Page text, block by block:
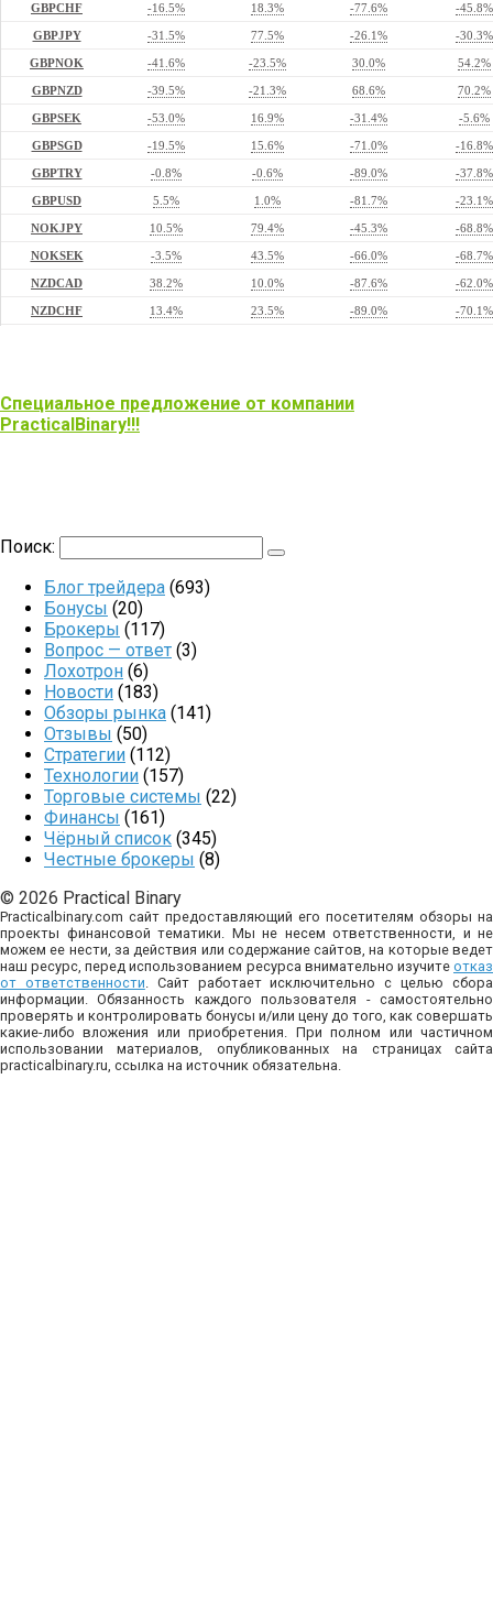
Специальное предложение от компании
PracticalBinary!!!
Поиск:
Блог трейдера (693)
Бонусы (20)
Брокеры (117)
Вопрос — ответ (3)
Лохотрон (6)
Новости (183)
Обзоры рынка (141)
Отзывы (50)
Стратегии (112)
Технологии (157)
Торговые системы (22)
Финансы (161)
Чёрный список (345)
Честные брокеры (8)
© 2026 Practical Binary
Practicalbinary.com сайт предоставляющий его посетителям обзоры на
проекты финансовой тематики. Мы не несем ответственности, и не
можем ее нести, за действия или содержание сайтов, на которые ведет
наш ресурс, перед использованием ресурса внимательно изучите отказ
от ответственности . Сайт работает исключительно с целью сбора
информации. Обязанность каждого пользователя - самостоятельно
проверять и контролировать бонусы и/или цену до того, как совершать
какие-либо вложения или приобретения. При полном или частичном
использовании материалов, опубликованных на страницах сайта
practicalbinary.ru, ссылка на источник обязательна.